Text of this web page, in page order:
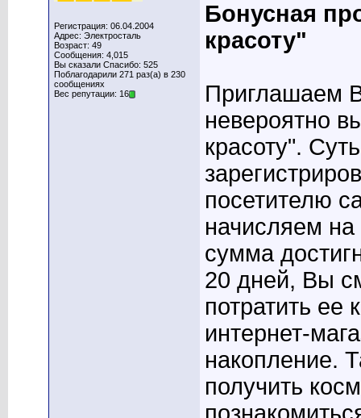
Регистрация: 06.04.2004
Адрес: Электросталь
Возраст: 49
Сообщения: 4,015
Вы сказали Спасибо: 525
Поблагодарили 271 раз(а) в 230
сообщениях
Вес репутации: 16
Бонусная
красоту"
Приглашаем
невероятно
красоту".
посетителю
начисляем на
сумма
20 дней, Вы
потратить ее
интернет-
накопление.
получить